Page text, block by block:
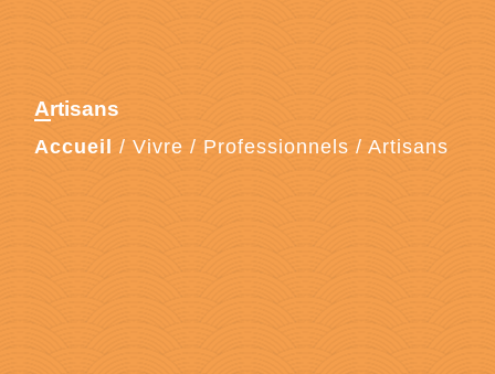
Artisans
Accueil / Vivre / Professionnels / Artisans